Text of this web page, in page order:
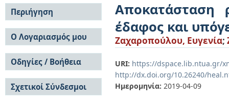
έδαφος και
Ζαχαροπούλου, Ευγενία;
URI: https://dspace.lib.ntua.gr/
http://dx.doi.org/10.26240/
Ημερομηνία: 2019-04-09
Περιήγηση
Σε όλο το DSpace
Κοινότητες & Συλλογές
Ανά Ημερομηνία
Έκδοσης
Συγγραφείς
Τίτλοι
Θέματα
Ο Λογαριασμός μου
Σύνδεση
Εγγραφή
Οδηγίες / Βοήθεια
Οδηγίες Υποβολής
Οδηγίες Χρήσης ΙΑ
Συχνές Ερωτήσεις
Σχετικοί Σύνδεσμοι